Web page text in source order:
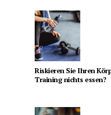
Riskieren Sie Ihren
Training nichts essen?